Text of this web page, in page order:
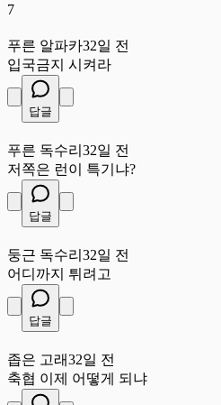
7
푸른 알파카32일 전
입국금지 시켜라
답글
푸른 독수리 32일 전
저쪽은 런이 특기냐?
답글
둥근 독수리 32일 전
어디까지 튀려고
답글
좁은 고래32일 전
축협 이제 어떻게 되냐